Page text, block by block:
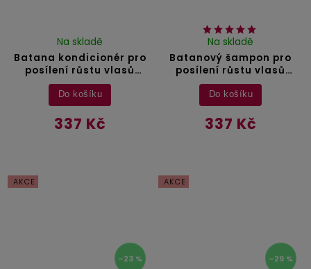
Batana kondicionér pro
posílení růstu vlasů
Aliver - 300 ml
Na skladě
337 Kč
Do košíku
Batanový šampon pro
posílení růstu vlasů
Aliver - 300 ml
Na skladě
337 Kč
Do košíku
AKCE
–23 %
AKCE
–29 %